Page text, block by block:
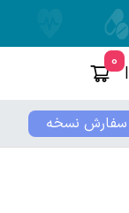
|
0
سفارش نسخه